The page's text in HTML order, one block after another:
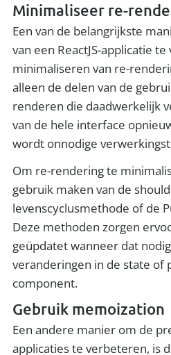
Minimaliseer re-
Een van de belangrijkste
van een ReactJS-applicatie
minimaliseren van re-
alleen de delen van de
renderen die daadwerkelijk
van de hele interface
wordt onnodige
Om re-rendering te
gebruik maken van de
levenscyclusmethode of de
Deze methoden zorgen
geüpdatet wanneer dat
veranderingen in de state of
component.
Gebruik memoization
Een andere manier om de
applicaties te verbeteren, is